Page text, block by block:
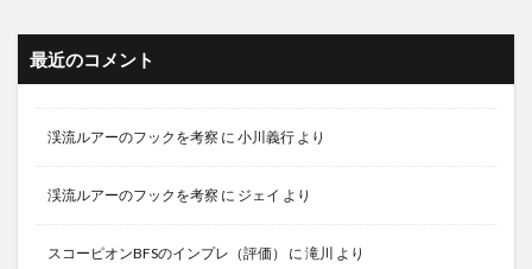
最近のコメント
渓流ルアーのフックを考察 に 小川義行 より
渓流ルアーのフックを考察 に ジェイ より
スコーピオンBFSのインプレ（評価） に 滝川 より